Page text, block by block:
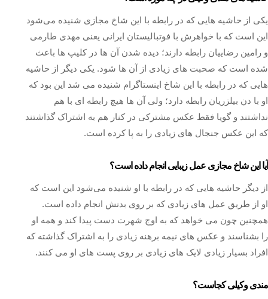
یکی از حاشیه هایی که در رابطه با این شاخ مجازی شنیده می‌شود
این است که با خواهرش با فوتبالیستان ایرانی یعنی مهدی طارمی
و رامین رضاییان رابطه دارند؛ دیده شدن آن ها در کلیپ ها باعث
شده است که صحبت های زیادی از آن ها شود. یکی دیگر از حاشیه
هایی که در رابطه با این شاخ اینستاگرام شنیده می‌ شد این بود که
او با دن‌ بیلزریان رابطه دارد؛ ولی آن ها هیچ رابطه ای با هم
نداشتند و گویا فقط عکس مشترکی در کنار هم به اشتراک گذاشتند
که این عکس جنجال های زیادی را به پا کرده است.
آیا این شاخ مجازی عمل زیبایی انجام داده است؟
از دیگر حاشیه‌ هایی که در رابطه با او شنیده می‌شود این است که
او از طریق عمل های زیادی که بر روی بدنش انجام داده است.
همچنین چون می‌ خواهد که به اوج شهرت دست پیدا کند و همه او
را بشناسند و عکس‌ های نیمه‌ برهنه زیادی را به اشتراک گذاشته که
افراد بسیار زیادی لایک های زیادی بر روی پست های او می کنند.
مندی وکیلی کجاست؟